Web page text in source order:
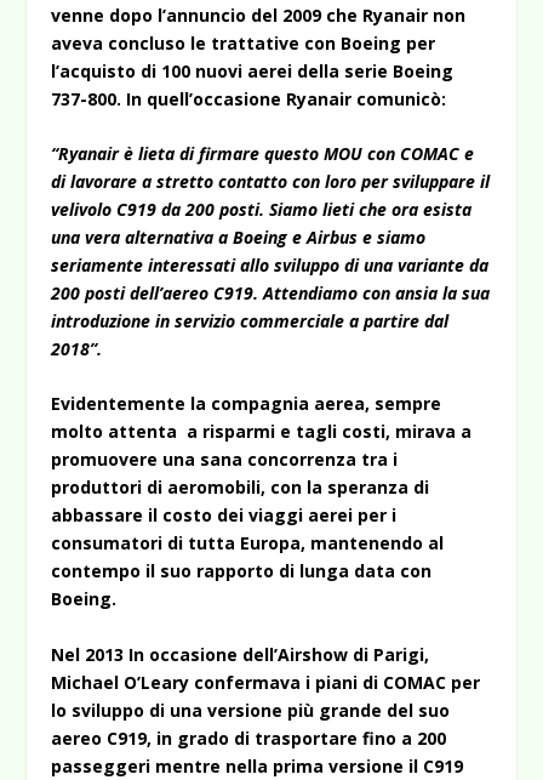
venne dopo l’annuncio del 2009 che Ryanair non
aveva concluso le trattative con Boeing per
l’acquisto di 100 nuovi aerei della serie Boeing
737-800. In quell’occasione Ryanair comunicò:
“Ryanair è lieta di firmare questo MOU con COMAC e
di lavorare a stretto contatto con loro per sviluppare il
velivolo C919 da 200 posti. Siamo lieti che ora esista
una vera alternativa a Boeing e Airbus e siamo
seriamente interessati allo sviluppo di una variante da
200 posti dell’aereo C919. Attendiamo con ansia la sua
introduzione in servizio commerciale a partire dal
2018”.
Evidentemente la compagnia aerea, sempre
molto attenta a risparmi e tagli costi, mirava a
promuovere una sana concorrenza tra i
produttori di aeromobili, con la speranza di
abbassare il costo dei viaggi aerei per i
consumatori di tutta Europa, mantenendo al
contempo il suo rapporto di lunga data con
Boeing.
Nel 2013 In occasione dell’Airshow di Parigi,
Michael O’Leary confermava i piani di COMAC per
lo sviluppo di una versione più grande del suo
aereo C919, in grado di trasportare fino a 200
passeggeri mentre nella prima versione il C919